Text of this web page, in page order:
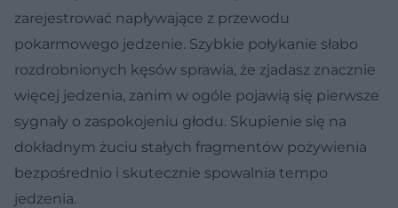
zarejestrować napływające z przewodu
pokarmowego jedzenie. Szybkie połykanie słabo
rozdrobnionych kęsów sprawia, że zjadasz znacznie
więcej jedzenia, zanim w ogóle pojawią się pierwsze
sygnały o zaspokojeniu głodu. Skupienie się na
dokładnym żuciu stałych fragmentów pożywienia
bezpośrednio i skutecznie spowalnia tempo
jedzenia.